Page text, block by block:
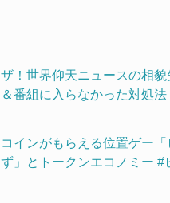
ザ！世界仰天ニュースの相
＆番組に入らなかった対処
コインがもらえる位置ゲー
ず」とトークンエコノミー #